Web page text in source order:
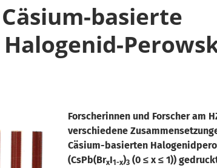
basierte
Forscherinnen und Forscher am
verschiedene
Cäsium-basierten
(CsPb(BrxI1-x)3 (0 ≤ x ≤ 1))